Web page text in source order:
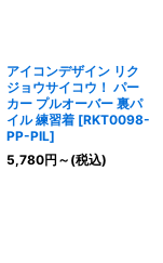
アイコンデザイン リク
ジョウサイコウ！ パー
カー プルオーバー 裏パ
イル 練習着 [RKT0098-
PP-PIL]
5,780円 ～ (税込)